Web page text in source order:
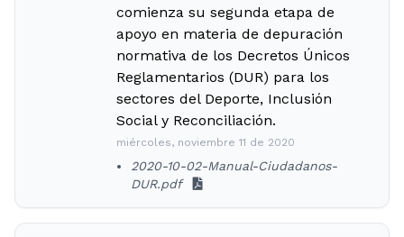
comienza su segunda etapa de
apoyo en materia de depuración
normativa de los Decretos Únicos
Reglamentarios (DUR) para los
sectores del Deporte, Inclusión
Social y Reconciliación.
miércoles, noviembre 11 de 2020
2020-10-02-Manual-Ciudadanos-
DUR.pdf